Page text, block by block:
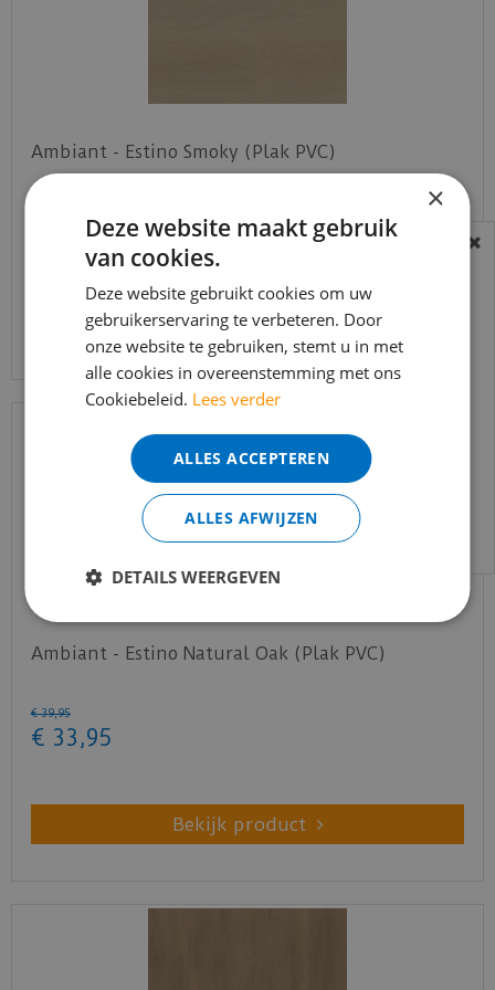
Ambiant - Estino Smoky (Plak PVC)
95
Bekijk product
Ambiant - Estino Natural Oak (Plak PVC)
€ 39,95
€ 33 ,95
Bekijk product
BEREIKBAARHEID
In verband met de vakantie periode zijn wij
t/m 14 augustus telefonisch helaas niet
bereikbaar.
Bestelling worden uiteraard verwerkt
echter iets minder snel dan wat je van ons
gewend bent.
Voor vragen kan je ons bereiken via
info@merkvloerenwinkel.nl
×
Deze website maakt gebruik
van cookies.
Deze website gebruikt cookies om uw
gebruikerservaring te verbeteren. Door
onze website te gebruiken, stemt u in met
alle cookies in overeenstemming met ons
Cookiebeleid. Lees verder
ALLES ACCEPTEREN
ALLES AFWIJZEN
DETAILS WEERGEVEN